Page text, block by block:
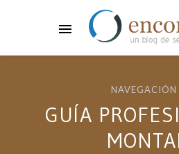
NAVEGACIÓN
GUÍA